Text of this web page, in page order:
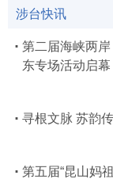
涉台快讯
第二届海峡两
东专场活动启幕
寻根文脉 苏韵
第五届“昆山妈